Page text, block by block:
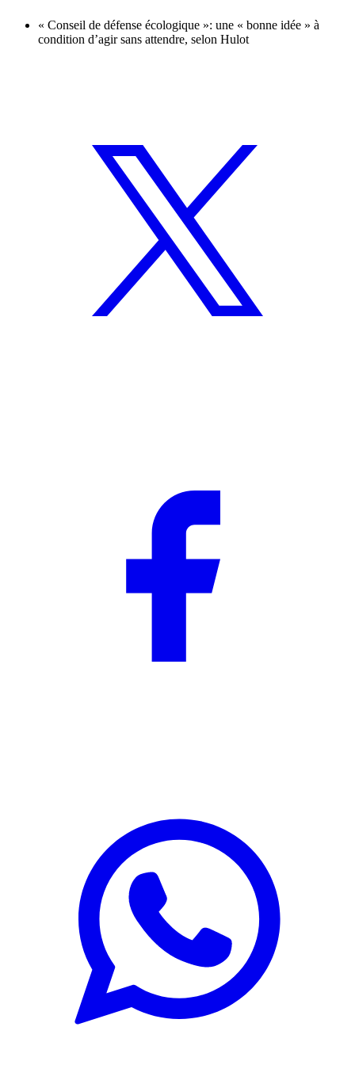
« Conseil de défense écologique »: une « bonne idée » à
condition d’agir sans attendre, selon Hulot